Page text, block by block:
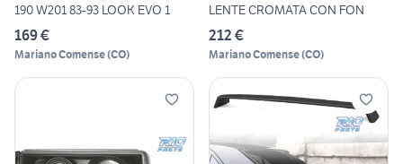
190 W201 83-93 LOOK EVO 1
169 €
Mariano Comense(CO)
LENTE CROMATA CON FON
212 €
Mariano Comense(CO)